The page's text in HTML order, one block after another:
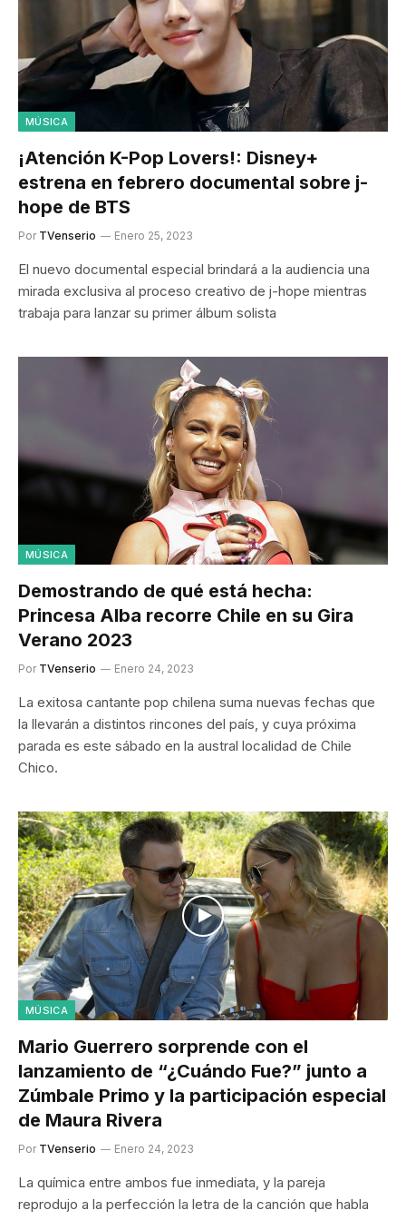
MÚSICA
¡Atención K-Pop Lovers!: Disney+
estrena en febrero documental sobre j-
hope de BTS
Por TVenserio Enero 25, 2023
El nuevo documental especial brindará a la audiencia una
mirada exclusiva al proceso creativo de j-hope mientras
trabaja para lanzar su primer álbum solista
MÚSICA
Demostrando de qué está hecha:
Princesa Alba recorre Chile en su Gira
Verano 2023
Por TVenserio Enero 24, 2023
La exitosa cantante pop chilena suma nuevas fechas que
la llevarán a distintos rincones del país, y cuya próxima
parada es este sábado en la austral localidad de Chile
Chico.
MÚSICA
Mario Guerrero sorprende con el
lanzamiento de “¿Cuándo Fue?” junto a
Zúmbale Primo y la participación especial
de Maura Rivera
Por TVenserio Enero 24, 2023
La química entre ambos fue inmediata, y la pareja
reprodujo a la perfección la letra de la canción que habla